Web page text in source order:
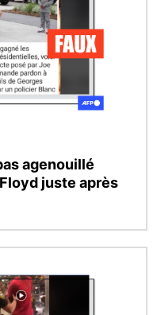
agenouillé
juste après